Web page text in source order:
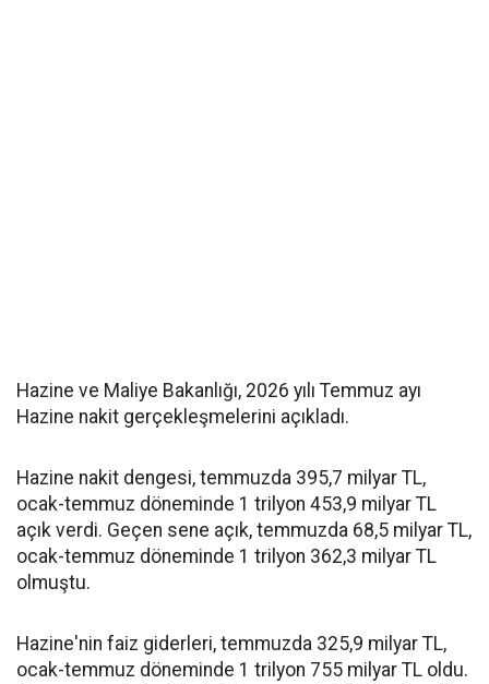
Hazine ve Maliye Bakanlığı, 2026 yılı Temmuz ayı
Hazine nakit gerçekleşmelerini açıkladı.
Hazine nakit dengesi, temmuzda 395,7 milyar TL,
ocak-temmuz döneminde 1 trilyon 453,9 milyar TL
açık verdi. Geçen sene açık, temmuzda 68,5 milyar TL,
ocak-temmuz döneminde 1 trilyon 362,3 milyar TL
olmuştu.
Hazine'nin faiz giderleri, temmuzda 325,9 milyar TL,
ocak-temmuz döneminde 1 trilyon 755 milyar TL oldu.